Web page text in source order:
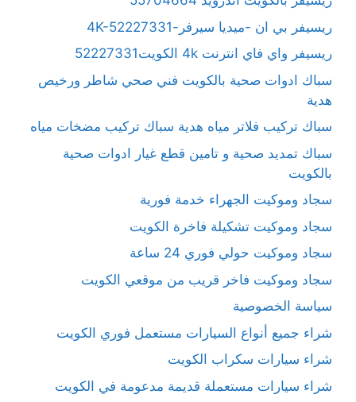
ريسيفر بي ان -ميديا سيرفر-4K-52227331
ريسيفر واي فاي انترنت 4k الكويت52227331
سباك ادوات صحية بالكويت فني صحي شاطر ورخيص
هدية
سباك تركيب فلاتر مياه هدية سباك تركيب مضخات مياه
سباك تمديد صحية و تامين قطع غيار ادوات صحية
بالكويت
سجاد وموكيت الجهراء خدمة فورية
سجاد وموكيت تشكيلة فاخرة الكويت
سجاد وموكيت حولي فوري 24 ساعة
سجاد وموكيت فاخر قريب من موقعي الكويت
سياسة الخصوصية
شراء جميع أنواع السيارات مستعمل فوري الكويت
شراء سيارات سكراب الكويت
شراء سيارات مستعملة قديمة مدعومة في الكويت